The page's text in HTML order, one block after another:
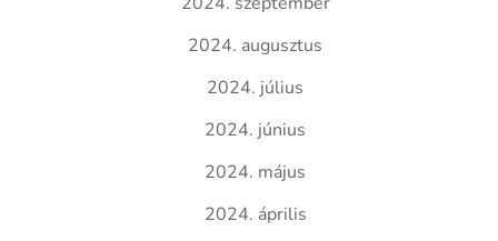
2024. augusztus
2024. július
2024. június
2024. május
2024. április